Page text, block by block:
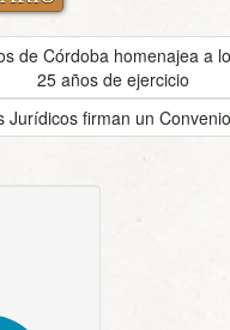
de Córdoba homenajea a
25 años de ejercicio
Jurídicos firman un